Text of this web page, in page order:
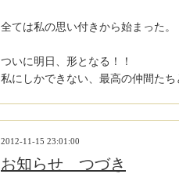
全ては私の思い付きから始まった。
ついに明日、形となる！！
私にしかできない、最高の仲間たち
2012-11-15 23:01:00
お知らせ つづき